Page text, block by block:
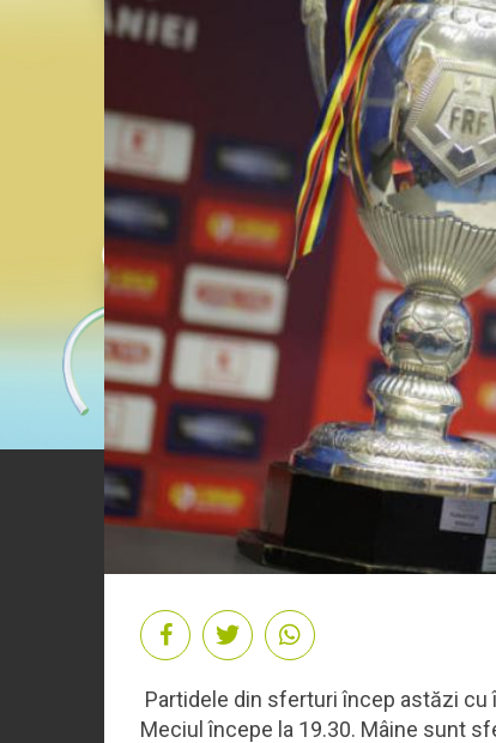
Partidele din sferturi încep astăzi cu
Meciul începe la 19.30. Mâine sunt